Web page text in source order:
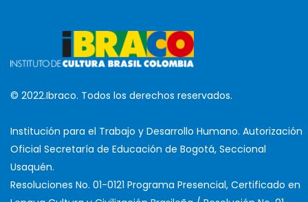
© 2022.Ibraco. Todos los derechos reservados.
Institución para el Trabajo y Desarrollo Humano. Autorización
Oficial Secretaría de Educación de Bogotá, Seccional
Usaquén.
Resoluciones No. 01-0121 Programa Presencial, Certificado en